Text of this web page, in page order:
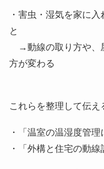
・害虫・湿気を家に
と
→動線の取り方や、
方が変わる
これらを整理して伝え
・「温室の温湿度管理
・「外構と住宅の動線